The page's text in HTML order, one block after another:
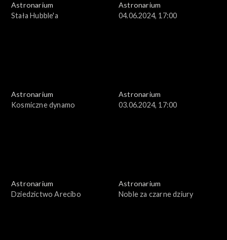
Astronarium
Stała Hubble'a
Astronarium
04.06.2024, 17:00
Astronarium
Kosmiczne dynamo
Astronarium
03.06.2024, 17:00
Astronarium
Dziedzictwo Arecibo
Astronarium
Noble za czarne dziury